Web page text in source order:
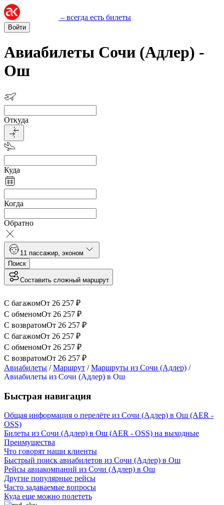
– всегда есть билеты
Войти
Авиабилеты Сочи (Адлер) -
Ош
Откуда
Куда
Когда
Обратно
1 1 пассажир эконом
Поиск
Составить сложный маршрут
С багажомОт 26 257 ₽
С обменомОт 26 257 ₽
С возвратомОт 26 257 ₽
С багажомОт 26 257 ₽
С обменомОт 26 257 ₽
С возвратомОт 26 257 ₽
Авиабилеты /Маршрут /Маршруты из Сочи (Адлер) /
Авиабилеты из Сочи (Адлер) в Ош
Быстрая навигация
Общая информация о перелёте из Сочи (Адлер) в Ош (AER -
OSS)
Билеты из Сочи (Адлер) в Ош (AER - OSS) на выходные
Преимущества
Что говорят наши клиенты
Быстрый поиск авиабилетов из Сочи (Адлер) в Ош
Рейсы авиакомпаний из Сочи (Адлер) в Ош
Другие популярные рейсы
Часто задаваемые вопросы
Куда еще можно полететь